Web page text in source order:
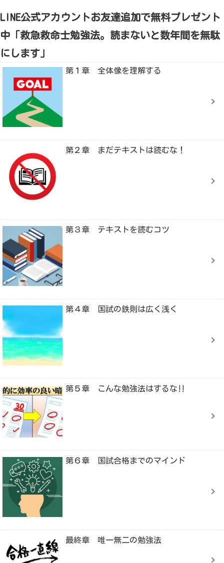
LINE公式アカウントお友達追加で無料プレゼント
中「救急救命士勉強法。読まないと数年間を無駄
にします」
第１章 全体像を理解する
第２章 まだテキストは読むな！
第３章 テキストを読むコツ
第４章 国試の鉄則は広く浅く
第５章 こんな勉強法はするな‼
第６章 国試合格までのマインド
最終章 唯一無二の勉強法